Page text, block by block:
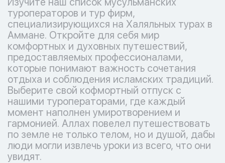
туроператоров и тур фирм,
специализирующихся на Халяльных турах в
Аммане. Откройте для себя мир
комфортных и духовных путешествий,
предоставляемых профессионалами,
которые понимают важность сочетания
отдыха и соблюдения исламских традиций.
Выберите свой кофмортный отпуск с
нашими туроператорами, где каждый
момент наполнен умиротворением и
гармонией. Аллах повелел путешествовать
по земле не только телом, но и душой, дабы
люди могли извлечь уроки из всего, что они
увидят.